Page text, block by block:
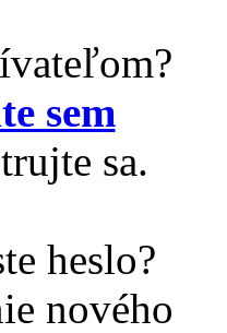
sem
sa.
heslo?
nového